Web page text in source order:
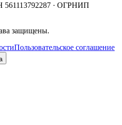
561113792287 · ОГРНИП
защищены.
Пользовательское соглашение